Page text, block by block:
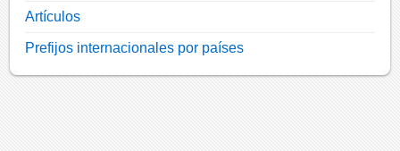
Artículos
Prefijos internacionales por países